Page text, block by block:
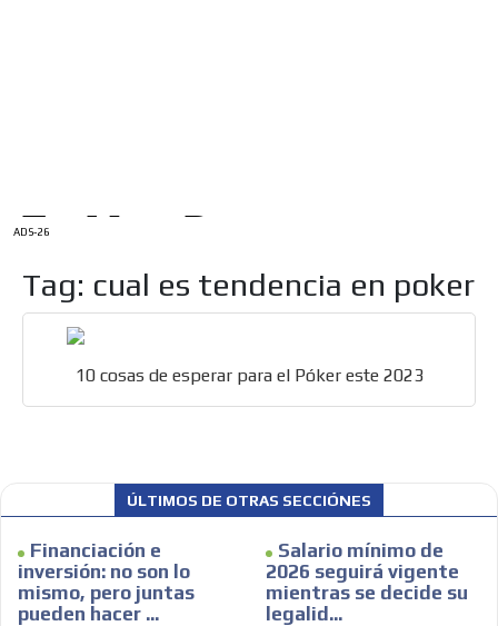
ADS-26
Tag: cual es tendencia en poker
10 cosas de esperar para el Póker este 2023
ÚLTIMOS DE OTRAS SECCIÓNES
Financiación e
inversión: no son lo
mismo, pero juntas
pueden hacer ...
Salario mínimo de
2026 seguirá vigente
mientras se decide su
legalid...